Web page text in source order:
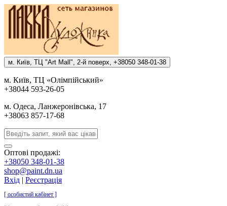
м. Киïв, ТЦ "Art Mall", 2-й поверх, +38050 348-01-38
м. Киïв, ТЦ «Олiмпiйський»
+38044 593-26-05
м. Одеса, Ланжеронiвська, 17
+38063 857-17-68
Оптові продажі:
+38050 348-01-38
shop@paint.dn.ua
Вхід | Реєстрація
[ особистий кабінет ]